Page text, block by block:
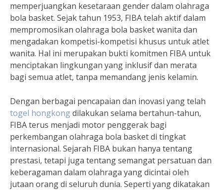
memperjuangkan kesetaraan gender dalam olahraga
bola basket. Sejak tahun 1953, FIBA telah aktif dalam
mempromosikan olahraga bola basket wanita dan
mengadakan kompetisi-kompetisi khusus untuk atlet
wanita. Hal ini merupakan bukti komitmen FIBA untuk
menciptakan lingkungan yang inklusif dan merata
bagi semua atlet, tanpa memandang jenis kelamin.
Dengan berbagai pencapaian dan inovasi yang telah
togel hongkongdilakukan selama bertahun-tahun,
FIBA terus menjadi motor penggerak bagi
perkembangan olahraga bola basket di tingkat
internasional. Sejarah FIBA bukan hanya tentang
prestasi, tetapi juga tentang semangat persatuan dan
keberagaman dalam olahraga yang dicintai oleh
jutaan orang di seluruh dunia. Seperti yang dikatakan